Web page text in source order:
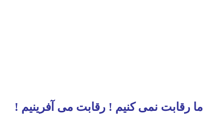
ما رقابت نمی کنیم ! رقابت می آفرینیم !